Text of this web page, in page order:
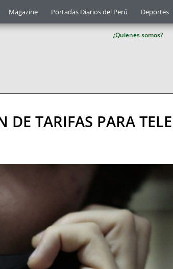
Magazine Portadas Diarios del Perú Deportes
¿Quienes somos?
DE TARIFAS PARA